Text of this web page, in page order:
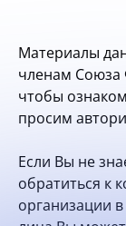
опытом
Вступить
Материалы
членам Союза
чтобы
просим
Если Вы не
обратиться к
организации